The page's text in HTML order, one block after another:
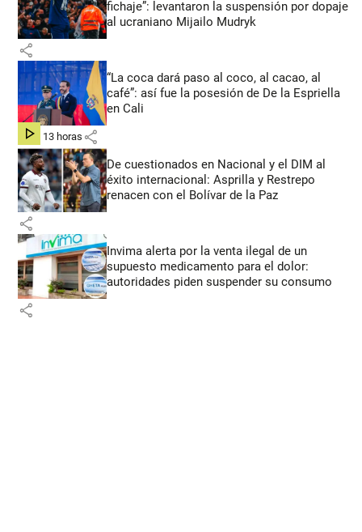
fichaje”: levantaron la suspensión por dopaje
al ucraniano Mijailo Mudryk
share
“La coca dará paso al coco, al cacao, al
café”: así fue la posesión de De la Espriella
en Cali
hace 13 horas share
De cuestionados en Nacional y el DIM al
éxito internacional: Asprilla y Restrepo
renacen con el Bolívar de la Paz
share
Invima alerta por la venta ilegal de un
supuesto medicamento para el dolor:
autoridades piden suspender su consumo
share